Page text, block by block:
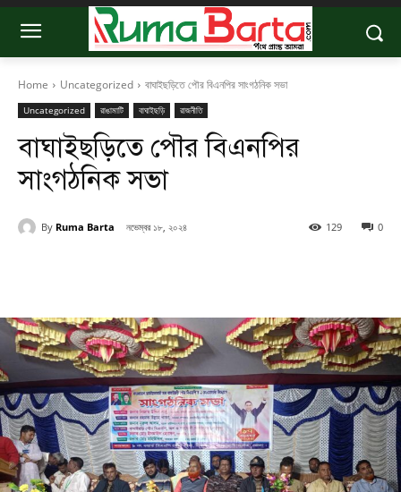
Home Uncategorized বাঘাইছড়িতে পৌর বিএনপির সাংগঠনিক সভা
Uncategorized রাঙামাটি বাঘাইছড়ি রাজনীতি
বাঘাইছড়িতে পৌর বিএনপির
সাংগঠনিক সভা
By Ruma Barta নভেম্বর ১৮, ২০২৪ 0
129